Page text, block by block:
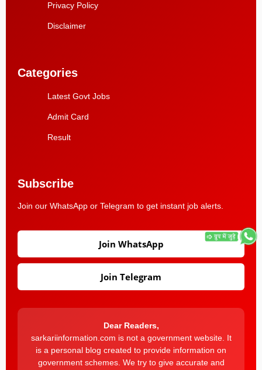
Privacy Policy
Disclaimer
Categories
Latest Govt Jobs
Admit Card
Result
Subscribe
Join our WhatsApp or Telegram to get instant job alerts.
Join WhatsApp
Join Telegram
Dear Readers,
sarkariinformation.com is not a government website. It
is a personal blog created to provide information on
government schemes. We try to give accurate and